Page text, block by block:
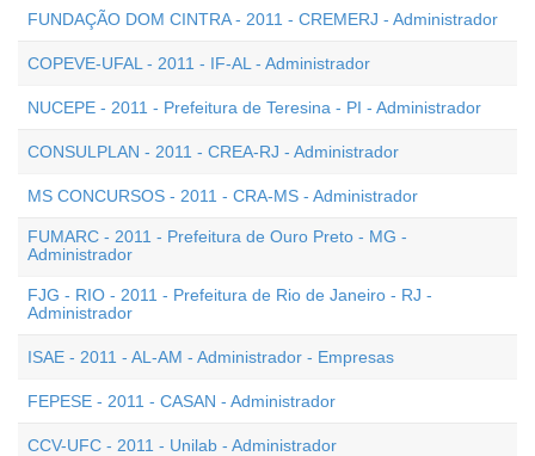
FUNDAÇÃO DOM CINTRA - 2011 - CREMERJ - Administrador
COPEVE-UFAL - 2011 - IF-AL - Administrador
NUCEPE - 2011 - Prefeitura de Teresina - PI - Administrador
CONSULPLAN - 2011 - CREA-RJ - Administrador
MS CONCURSOS - 2011 - CRA-MS - Administrador
FUMARC - 2011 - Prefeitura de Ouro Preto - MG -
Administrador
FJG - RIO - 2011 - Prefeitura de Rio de Janeiro - RJ -
Administrador
ISAE - 2011 - AL-AM - Administrador - Empresas
FEPESE - 2011 - CASAN - Administrador
CCV-UFC - 2011 - Unilab - Administrador